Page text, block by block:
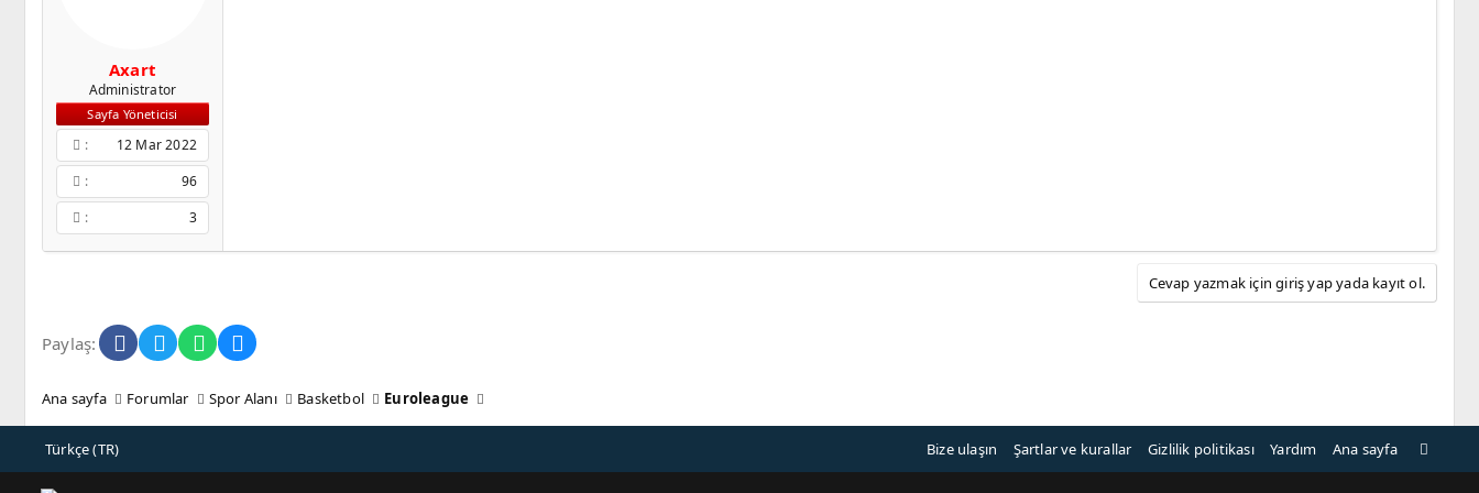
h
i
Axart
Administrator
Sayfa Yöneticisi
12 Mar 2022
96
3
Cevap yazmak için giriş yap yada kayıt ol.
Paylaş: Facebook
TwitterWhatsApp
E-posta
Ana sayfa Forumlar Spor Alanı Basketbol Euroleague
Türkçe (TR) Bize ulaşın Şartlar ve kurallar Gizlilik politikası Yardım Ana sayfa
R
S